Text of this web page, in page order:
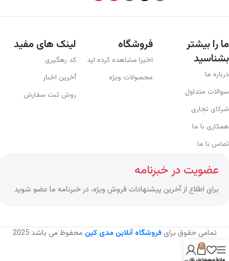
ما را بیشتر
بشناسید
درباره ما
سوالات متداول
شرکای تجاری
همکاری با ما
تماس با ما
فروشگاه
اخیرا مشاهده کرده اید
محصولات ویژه
لینک های مفید
کد رهگیری
آخرین اخبار
روش ثبت سفارش
عضویت در خبرنامه
برای اطلاع از آخرین پیشنهادات فروش ویژه، در خبرنامه ما عضو شوید
تمامی حقوق برایفروشگاه آنلاین مدی کین محفوظ می باشد 2025
0